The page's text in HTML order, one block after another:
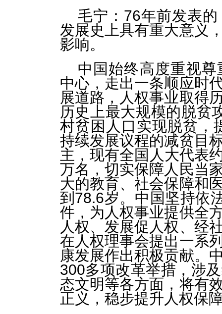
毛宁：76年前发表
发展史上具有重大意义
影响。
中国始终高度重视
中心，走出一条顺应时
展道路，人权事业取得
历史上最大规模的脱贫
村贫困人口实现脱贫，
持续发展议程的减贫目
主，现有全国人大代表
万名，切实保障人民当
大的教育、社会保障和
到78.6岁。中国坚持依
件，为人权事业提供全
人权、发展促人权、经
在人权理事会提出一系
康发展作出积极贡献。
300多项改革举措，涉
态文明等各方面，将有
正义，稳步提升人权保